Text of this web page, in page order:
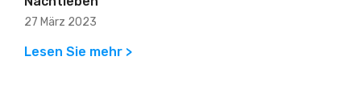
27 März 2023
Lesen Sie mehr >